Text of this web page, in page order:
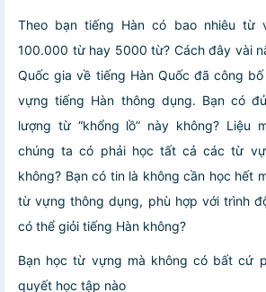
Theo bạn tiếng Hàn có bao nhiêu từ
100.000 từ hay 5000 từ? Cách đây vài
Quốc gia về tiếng Hàn Quốc đã công
vựng tiếng Hàn thông dụng. Bạn có
lượng từ “khổng lồ” này không? Liệu
chúng ta có phải học tất cả các từ
không? Bạn có tin là không cần học hết
từ vựng thông dụng, phù hợp với trình
có thể giỏi tiếng Hàn không?
Bạn học từ vựng mà không có bất cứ
quyết học tập nào